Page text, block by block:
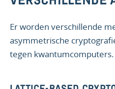
Er worden verschillende
asymmetrische
tegen kwantumcomputers.